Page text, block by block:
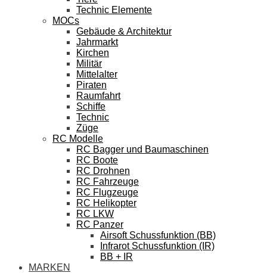
Technic Elemente
MOCs
Gebäude & Architektur
Jahrmarkt
Kirchen
Militär
Mittelalter
Piraten
Raumfahrt
Schiffe
Technic
Züge
RC Modelle
RC Bagger und Baumaschinen
RC Boote
RC Drohnen
RC Fahrzeuge
RC Flugzeuge
RC Helikopter
RC LKW
RC Panzer
Airsoft Schussfunktion (BB)
Infrarot Schussfunktion (IR)
BB + IR
MARKEN